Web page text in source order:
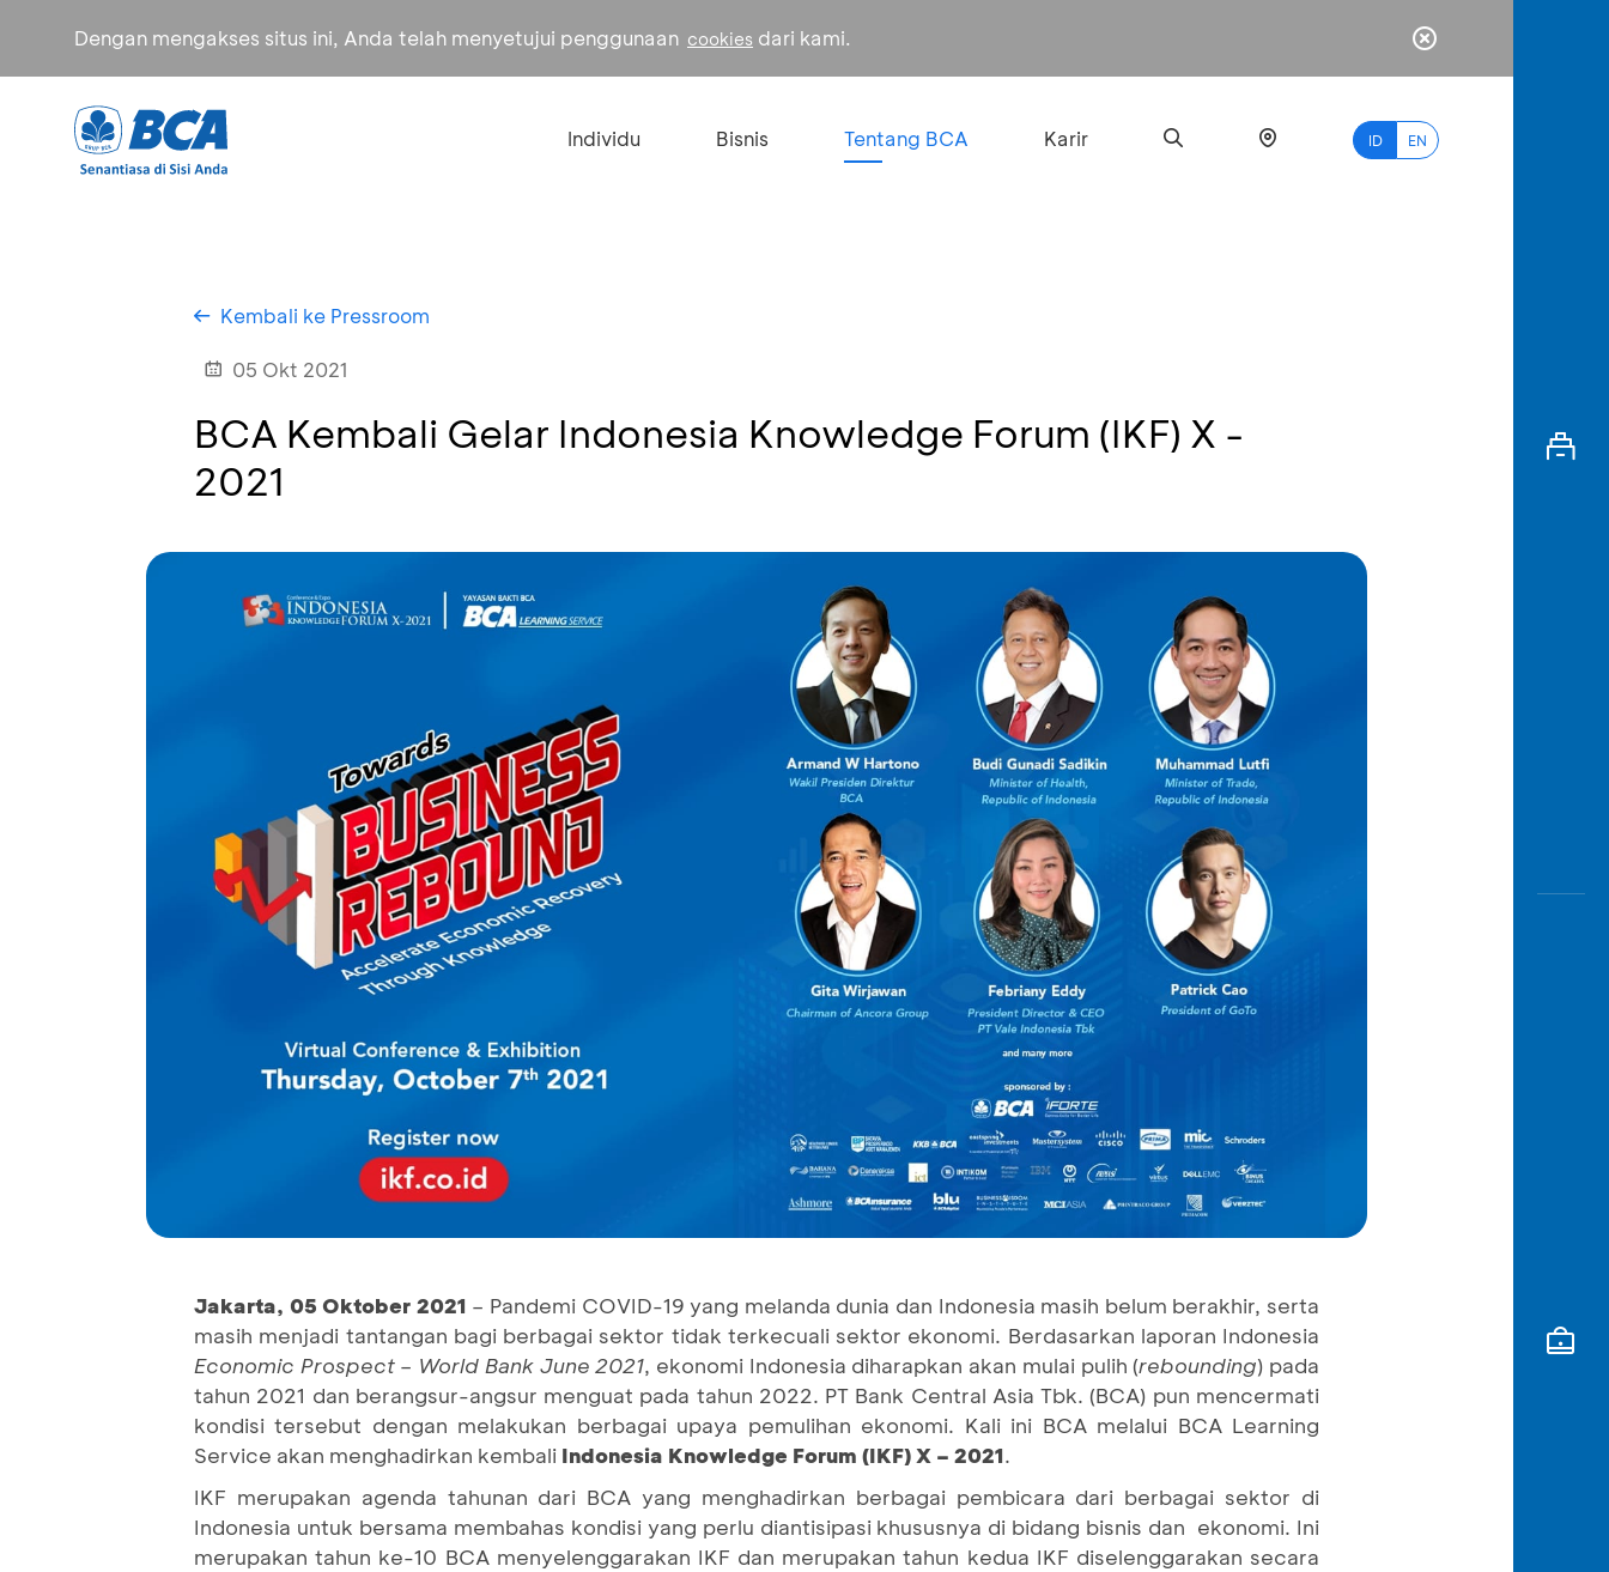
Dengan mengakses situs ini, Anda telah menyetujui penggunaan cookies dari kami.
Individu Bisnis Tentang BCA Karir ID EN
myBCA
Kembali ke Pressroom
05 Okt 2021
BCA Kembali Gelar Indonesia Knowledge Forum (IKF) X -
2021
Jakarta, 05 Oktober 2021 – Pandemi COVID-19 yang melanda dunia dan Indonesia masih belum berakhir, serta
masih menjadi tantangan bagi berbagai sektor tidak terkecuali sektor ekonomi. Berdasarkan laporan Indonesia
Economic Prospect– World Bank June 2021, ekonomi Indonesia diharapkan akan mulai pulih (rebounding) pada
tahun 2021 dan berangsur-angsur menguat pada tahun 2022. PT Bank Central Asia Tbk. (BCA) pun mencermati
kondisi tersebut dengan melakukan berbagai upaya pemulihan ekonomi. Kali ini BCA melalui BCA Learning
Service akan menghadirkan kembali Indonesia Knowledge Forum (IKF) X – 2021.
IKF merupakan agenda tahunan dari BCA yang menghadirkan berbagai pembicara dari berbagai sektor di
Indonesia untuk bersama membahas kondisi yang perlu diantisipasi khususnya di bidang bisnis dan ekonomi. Ini
merupakan tahun ke-10 BCA menyelenggarakan IKF dan merupakan tahun kedua IKF diselenggarakan secara